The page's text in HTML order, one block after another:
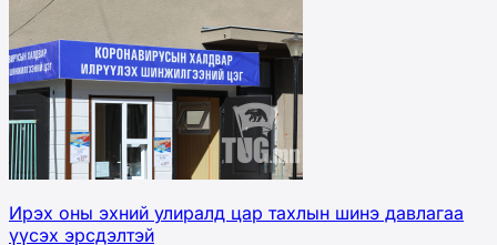
Ирэх оны эхний улиралд цар тахлын шинэ давлагаа
үүсэх эрсдэлтэй